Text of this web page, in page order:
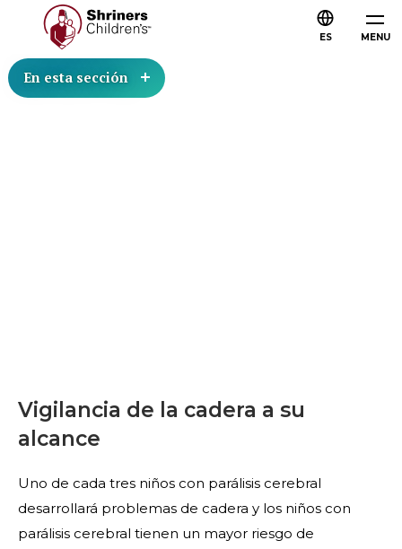
MENU
ES
En esta sección
Vigilancia de la cadera a su
alcance
Uno de cada tres niños con parálisis cerebral
desarrollará problemas de cadera y los niños con
parálisis cerebral tienen un mayor riesgo de